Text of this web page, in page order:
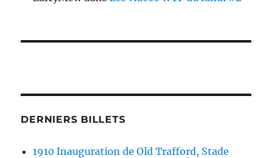
DERNIERS BILLETS
1910 Inauguration de Old Trafford, Stade